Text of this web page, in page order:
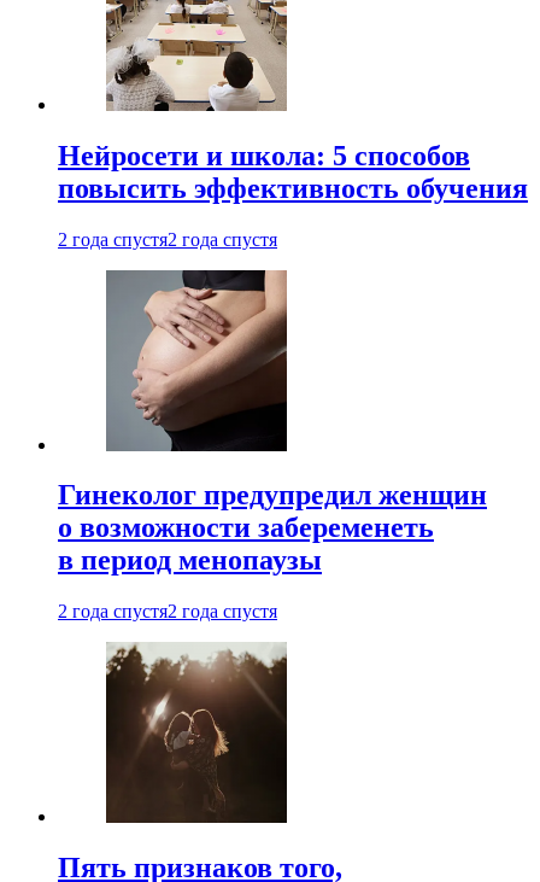
Нейросети и школа: 5 способов
повысить эффективность обучения
2 года спустя2 года спустя
Гинеколог предупредил женщин
о возможности забеременеть
в период менопаузы
2 года спустя2 года спустя
Пять признаков того,